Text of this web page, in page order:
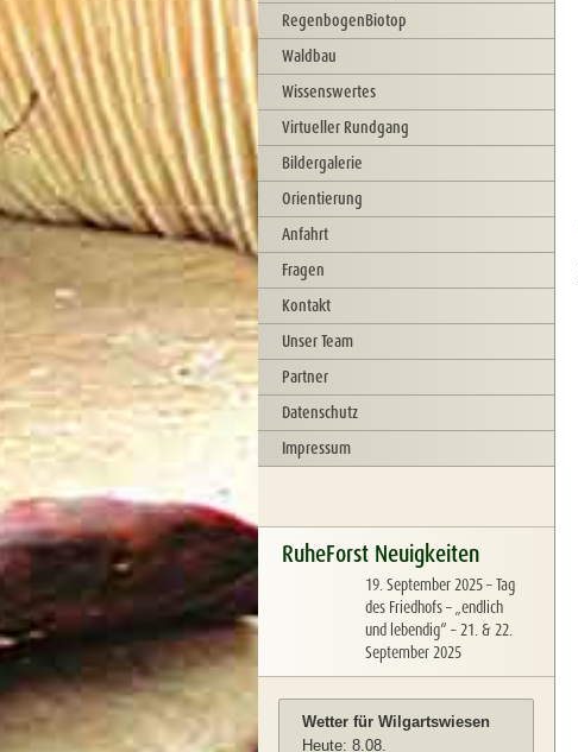
RegenbogenBiotop
Waldbau
Wissenswertes
Virtueller Rundgang
Bildergalerie
Orientierung
Anfahrt
Fragen
Kontakt
Unser Team
Partner
Datenschutz
Impressum
RuheForst Neuigkeiten
19. September 2025–Tag
des Friedhofs – „endlich
und lebendig“ – 21. & 22.
September 2025